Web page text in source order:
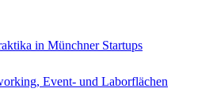
in Münchner Startups
Event- und Laborflächen